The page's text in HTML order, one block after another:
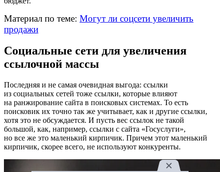
Материал по теме: Могут ли соцсети увеличить
продажи
Социальные сети для увеличения
ссылочной массы
Последняя и не самая очевидная выгода: ссылки
из социальных сетей тоже ссылки, которые влияют
на ранжирование сайта в поисковых системах. То есть
поисковик их точно так же учитывает, как и другие ссылки,
хотя это не обсуждается. И пусть вес ссылок не такой
большой, как, например, ссылки с сайта «Госуслуги»,
но все же это маленький кирпичик. Причем этот маленький
кирпичик, скорее всего, не используют конкуренты.